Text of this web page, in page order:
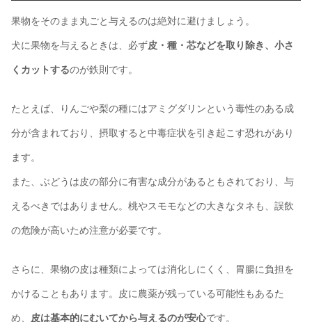
果物をそのまま丸ごと与えるのは絶対に避けましょう。
犬に果物を与えるときは、必ず皮・種・芯などを取り除き、小さ
くカットするのが鉄則です。
たとえば、りんごや梨の種にはアミグダリンという毒性のある成
分が含まれており、摂取すると中毒症状を引き起こす恐れがあり
ます。
また、ぶどうは皮の部分に有害な成分があるともされており、与
えるべきではありません。桃やスモモなどの大きなタネも、誤飲
の危険が高いため注意が必要です。
さらに、果物の皮は種類によっては消化しにくく、胃腸に負担を
かけることもあります。皮に農薬が残っている可能性もあるた
め、 皮は基本的にむいてから与えるのが安心です。